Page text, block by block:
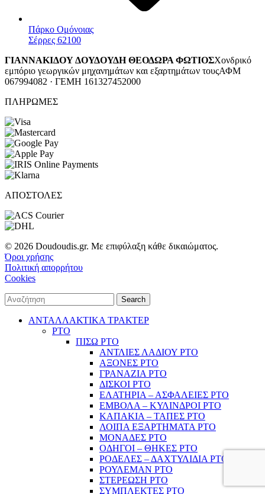
Πάρκο Ομόνοιας
Σέρρες 62100
ΓΙΑΝΝΑΚΙΔΟΥ ΔΟΥΔΟΥΔΗ ΘΕΟΔΩΡΑ ΦΩΤΙΟΣΧονδρικό
εμπόριο γεωργικών μηχανημάτων και εξαρτημάτων τουςΑΦΜ
067994082 · ΓΕΜΗ 161327452000
ΠΛΗΡΩΜΕΣ
ΑΠΟΣΤΟΛΕΣ
© 2026 Doudoudis.gr. Με επιφύλαξη κάθε δικαιώματος.
Όροι χρήσης
Πολιτική απορρήτου
Cookies
Search
ΑΝΤΑΛΛΑΚΤΙΚΑ ΤΡΑΚΤΕΡ
PTO
ΠΙΣΩ PTO
ΑΝΤΛΙΕΣ ΛΑΔΙΟΥ PTO
ΑΞΟΝΕΣ PTO
ΓΡΑΝΑΖΙΑ PTO
ΔΙΣΚΟΙ PTO
ΕΛΑΤΗΡΙΑ – ΑΣΦΑΛΕΙΕΣ PTO
ΕΜΒΟΛΑ – ΚΥΛΙΝΔΡΟΙ PTO
ΚΑΠΑΚΙΑ – ΤΑΠΕΣ PTO
ΛΟΙΠΑ ΕΞΑΡΤΗΜΑΤΑ PTO
ΜΟΝΑΔΕΣ PTO
ΟΔΗΓΟΙ – ΘΗΚΕΣ PTO
ΡΟΔΕΛΕΣ – ΔΑΧΤΥΛΙΔΙΑ PTO
ΡΟΥΛΕΜΑΝ PTO
ΣΤΕΡΕΩΣΗ PTO
ΣΥΜΠΛΕΚΤΕΣ PTO